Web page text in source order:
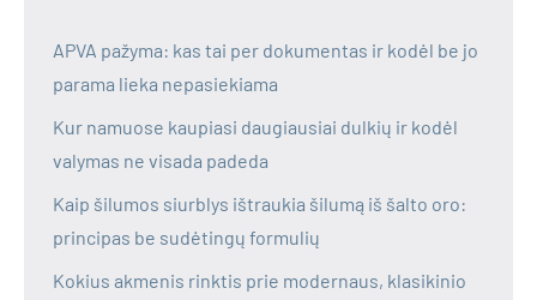
APVA pažyma: kas tai per dokumentas ir kodėl be jo
parama lieka nepasiekiama
Kur namuose kaupiasi daugiausiai dulkių ir kodėl
valymas ne visada padeda
Kaip šilumos siurblys ištraukia šilumą iš šalto oro:
principas be sudėtingų formulių
Kokius akmenis rinktis prie modernaus, klasikinio